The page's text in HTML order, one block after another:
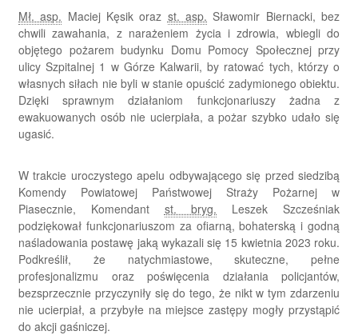
Mł. asp. Maciej Kęsik oraz st. asp. Sławomir Biernacki, bez
chwili zawahania, z narażeniem życia i zdrowia, wbiegli do
objętego pożarem budynku Domu Pomocy Społecznej przy
ulicy Szpitalnej 1 w Górze Kalwarii, by ratować tych, którzy o
własnych siłach nie byli w stanie opuścić zadymionego obiektu.
Dzięki sprawnym działaniom funkcjonariuszy żadna z
ewakuowanych osób nie ucierpiała, a pożar szybko udało się
ugasić.
W trakcie uroczystego apelu odbywającego się przed siedzibą
Komendy Powiatowej Państwowej Straży Pożarnej w
Piasecznie, Komendant st. bryg. Leszek Szcześniak
podziękował funkcjonariuszom za ofiarną, bohaterską i godną
naśladowania postawę jaką wykazali się 15 kwietnia 2023 roku.
Podkreślił, że natychmiastowe, skuteczne, pełne
profesjonalizmu oraz poświęcenia działania policjantów,
bezsprzecznie przyczyniły się do tego, że nikt w tym zdarzeniu
nie ucierpiał, a przybyłe na miejsce zastępy mogły przystąpić
do akcji gaśniczej.